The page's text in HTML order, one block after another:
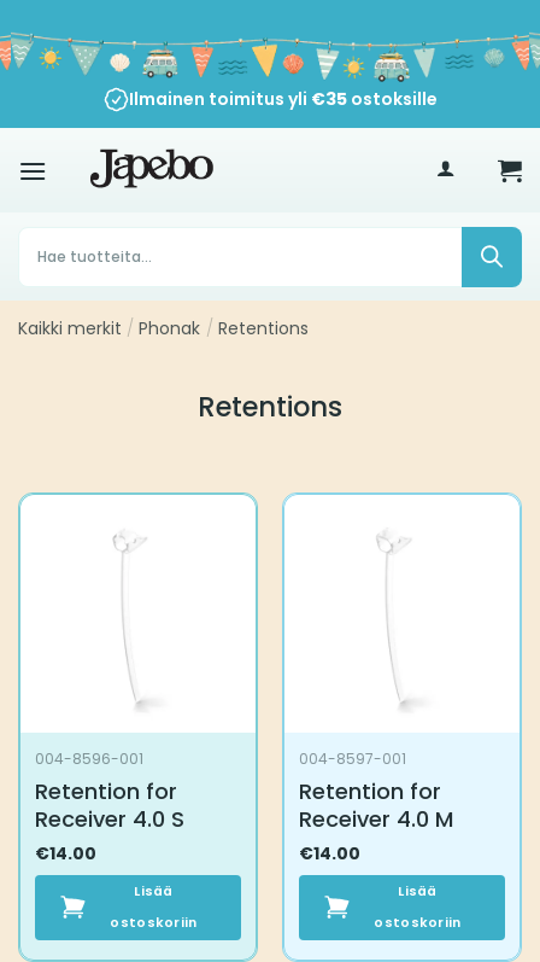
sisältöön
Ilmainen toimitus yli €35ostoksille
Products
search
Kaikki merkit / Phonak / Retentions
Retentions
004-8596-001
Retention for
Receiver 4.0 S
€14.00
Lisää
ostoskoriin
004-8597-001
Retention for
Receiver 4.0 M
€14.00
Lisää
ostoskoriin